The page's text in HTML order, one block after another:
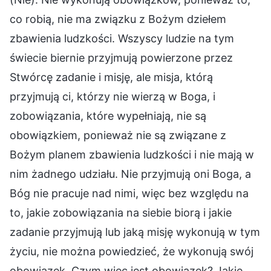
co robią, nie ma związku z Bożym dziełem
zbawienia ludzkości. Wszyscy ludzie na tym
świecie biernie przyjmują powierzone przez
Stwórcę zadanie i misję, ale misja, którą
przyjmują ci, którzy nie wierzą w Boga, i
zobowiązania, które wypełniają, nie są
obowiązkiem, ponieważ nie są związane z
Bożym planem zbawienia ludzkości i nie mają w
nim żadnego udziału. Nie przyjmują oni Boga, a
Bóg nie pracuje nad nimi, więc bez względu na
to, jakie zobowiązania na siebie biorą i jakie
zadanie przyjmują lub jaką misję wykonują w tym
życiu, nie można powiedzieć, że wykonują swój